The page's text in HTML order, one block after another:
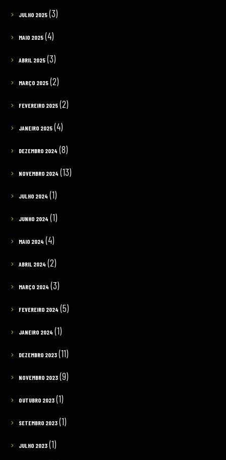
JULHO 2025(3)
MAIO 2025(4)
ABRIL 2025(3)
MARÇO 2025(2)
FEVEREIRO 2025(2)
JANEIRO 2025(4)
DEZEMBRO 2024 (8)
NOVEMBRO 2024 (13)
JULHO 2024 (1)
JUNHO 2024 (1)
MAIO 2024 (4)
ABRIL 2024 (2)
MARÇO 2024 (3)
FEVEREIRO 2024 (5)
JANEIRO 2024 (1)
DEZEMBRO 2023(11)
NOVEMBRO 2023(9)
OUTUBRO 2023(1)
SETEMBRO 2023(1)
JULHO 2023(1)